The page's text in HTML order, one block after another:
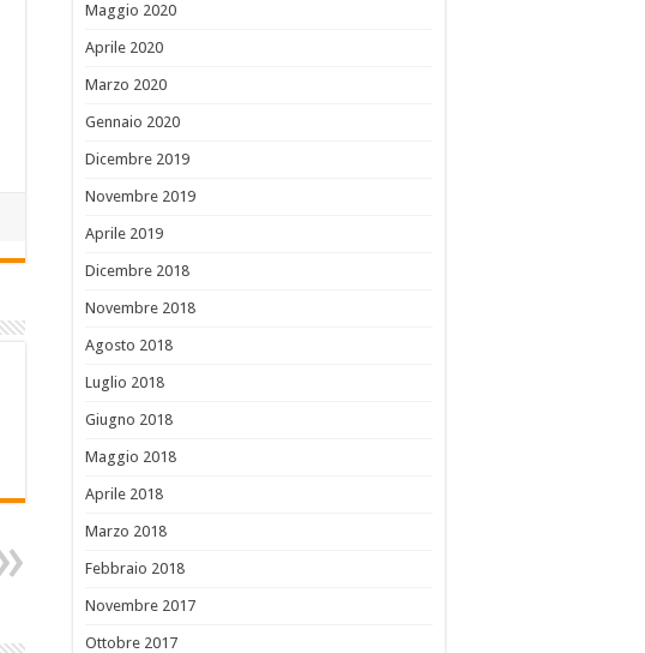
Maggio 2020
Aprile 2020
Marzo 2020
Gennaio 2020
Dicembre 2019
Novembre 2019
Aprile 2019
Dicembre 2018
Novembre 2018
Agosto 2018
Luglio 2018
Giugno 2018
Maggio 2018
Aprile 2018
Marzo 2018
Febbraio 2018
Novembre 2017
Ottobre 2017